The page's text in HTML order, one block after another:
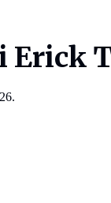
Erick